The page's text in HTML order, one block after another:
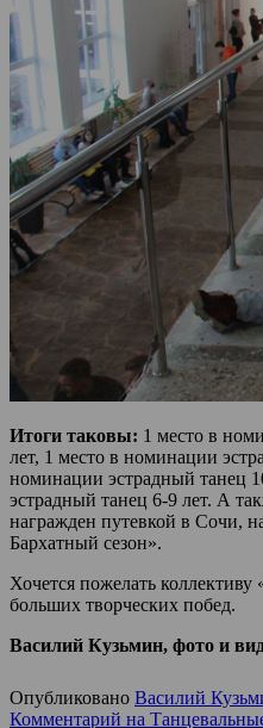
Итоги таковы: 1 место в
лет, 1 место в номинации
номинации эстрадный танец
эстрадный танец 6-9 лет. А
награжден путевкой в Сочи,
Бархатный сезон».
Хочется пожелать
больших творческих побед.
Василий Кузьмин, фото и
Опубликовано Василий
Комментарий на